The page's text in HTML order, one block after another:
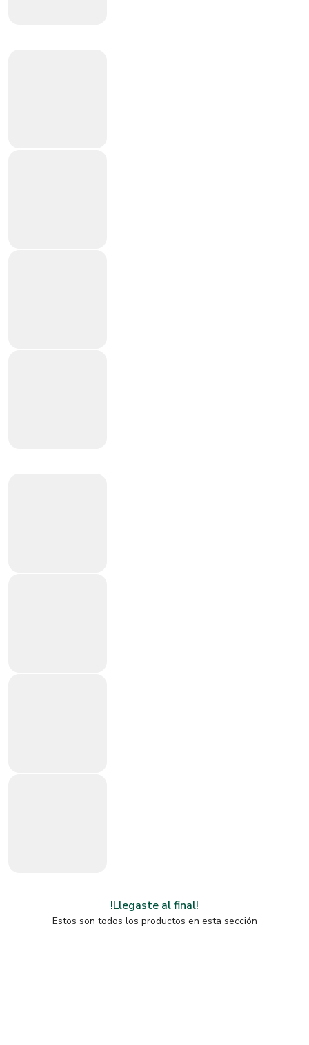
!Llegaste al final!
Estos son todos los productos en esta sección